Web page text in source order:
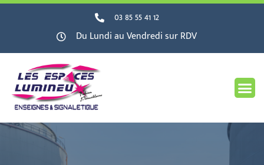
03 85 55 41 12
Du Lundi au Vendredi sur RDV